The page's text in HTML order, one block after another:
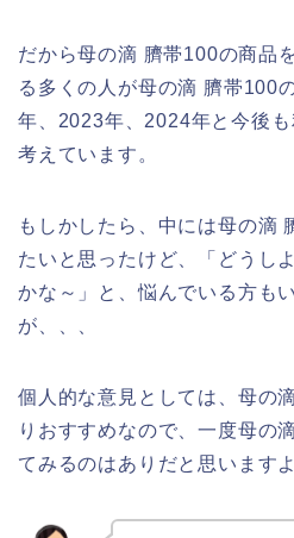
だから母の滴 臍帯100の商品
る多くの人が母の滴 臍帯100
年、2023年、2024年と今後
考えています。
もしかしたら、中には母の滴
たいと思ったけど、「どうし
かな～」と、悩んでいる方も
が、、、
個人的な意見としては、母の
りおすすめなので、一度母の
てみるのはありだと思います